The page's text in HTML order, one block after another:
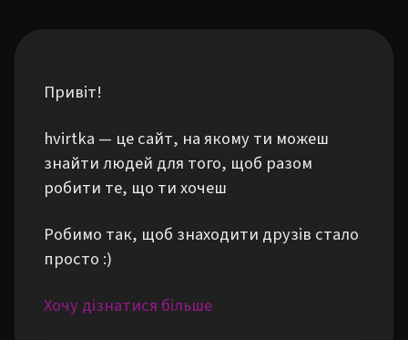
Привіт!
hvirtka — це сайт, на якому ти можеш
знайти людей для того, щоб разом
робити те, що ти хочеш
Робимо так, щоб знаходити друзів стало
просто :)
Хочу дізнатися більше